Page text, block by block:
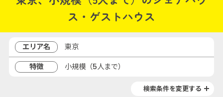
ス・ゲストハウス
エリア名
東京
特徴
小規模（5人まで）
検索条件を変更する